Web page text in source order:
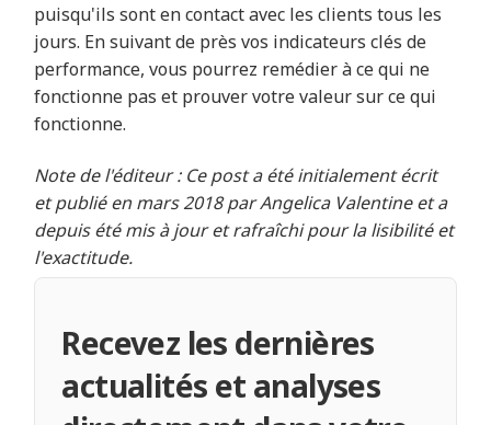
puisqu'ils sont en contact avec les clients tous les
jours. En suivant de près vos indicateurs clés de
performance, vous pourrez remédier à ce qui ne
fonctionne pas et prouver votre valeur sur ce qui
fonctionne.
Note de l'éditeur : Ce post a été initialement écrit
et publié en mars 2018 par Angelica Valentine et a
depuis été mis à jour et rafraîchi pour la lisibilité et
l'exactitude.
Recevez les dernières
actualités et analyses